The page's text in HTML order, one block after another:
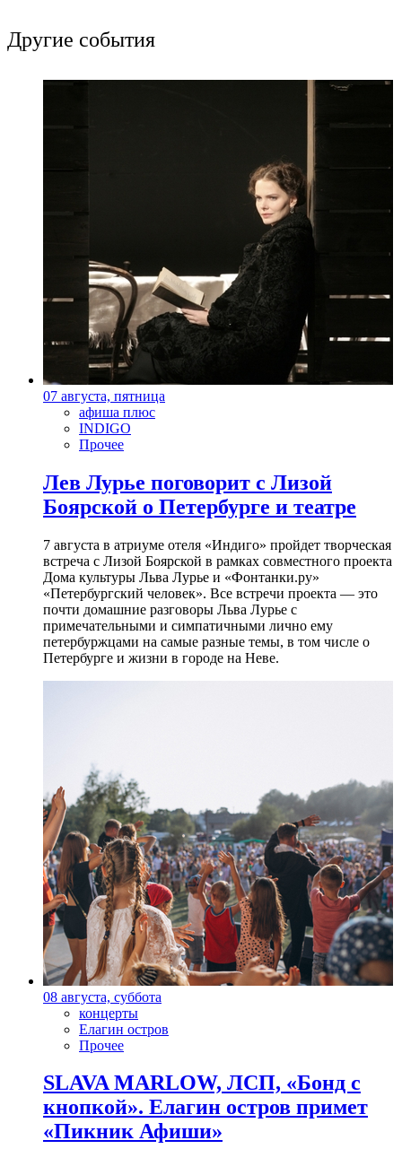
Другие события
07 августа, пятница
афиша плюс
INDIGO
Прочее
Лев Лурье поговорит с Лизой
Боярской о Петербурге и театре
7 августа в атриуме отеля «Индиго» пройдет творческая
встреча с Лизой Боярской в рамках совместного проекта
Дома культуры Льва Лурье и «Фонтанки.ру»
«Петербургский человек». Все встречи проекта — это
почти домашние разговоры Льва Лурье с
примечательными и симпатичными лично ему
петербуржцами на самые разные темы, в том числе о
Петербурге и жизни в городе на Неве.
08 августа, суббота
концерты
Елагин остров
Прочее
SLAVA MARLOW, ЛСП, «Бонд с
кнопкой». Елагин остров примет
«Пикник Афиши»